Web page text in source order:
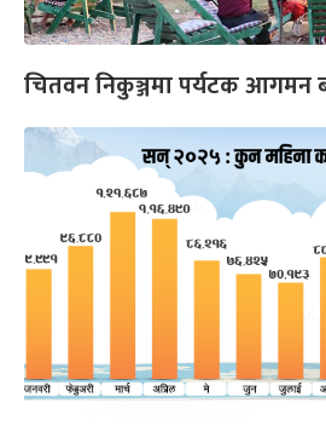
चितवन निकुञ्जमा पर्यटक आगमन